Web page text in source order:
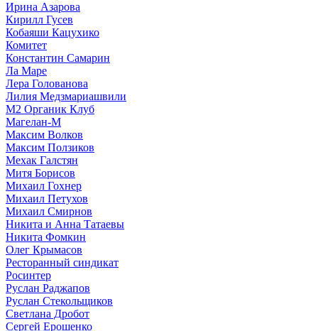
Ирина Азарова
Кирилл Гусев
Кобаяши Кацухико
Комитет
Константин Самарин
Ла Маре
Лера Голованова
Лилия Медзмариашвили
М2 Органик Клуб
Магелан-М
Максим Волков
Максим Ползиков
Мехак Галстян
Митя Борисов
Михаил Гохнер
Михаил Петухов
Михаил Смирнов
Никита и Анна Татаевы
Никита Фомкин
Олег Крымасов
Ресторанный синдикат
Росинтер
Руслан Раджапов
Руслан Стекольщиков
Светлана Дробот
Сергей Ерошенко